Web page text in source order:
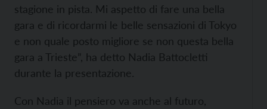
stagione in pista. Mi aspetto di fare una bella
gara e di ricordarmi le belle sensazioni di Tokyo
e non quale posto migliore se non questa bella
gara a Trieste”, ha detto Nadia Battocletti
durante la presentazione.
Con Nadia il pensiero va anche al futuro,